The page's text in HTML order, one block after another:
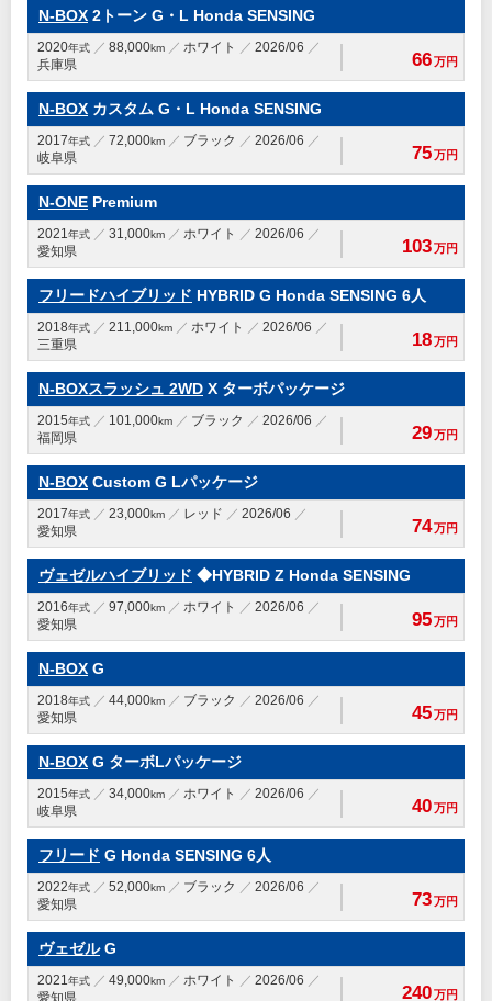
N-BOX 2トーン G・L Honda SENSING
2020年式 88,000km ホワイト
2026/06
兵庫県
66万円
N-BOX カスタム G・L Honda SENSING
2017年式 72,000km ブラック
2026/06
岐阜県
75万円
N-ONE Premium
2021年式 31,000km ホワイト
2026/06
愛知県
103万円
フリードハイブリッド HYBRID G Honda SENSING 6人
2018年式 211,000km ホワイト
2026/06
三重県
18万円
N-BOXスラッシュ 2WD X ターボパッケージ
2015年式 101,000km ブラック
2026/06
福岡県
29万円
N-BOX Custom G Lパッケージ
2017年式 23,000km レッド
2026/06
愛知県
74万円
ヴェゼルハイブリッド ◆HYBRID Z Honda SENSING
2016年式 97,000km ホワイト
2026/06
愛知県
95万円
N-BOX G
2018年式 44,000km ブラック
2026/06
愛知県
45万円
N-BOX G ターボLパッケージ
2015年式 34,000km ホワイト
2026/06
岐阜県
40万円
フリード G Honda SENSING 6人
2022年式 52,000km ブラック
2026/06
愛知県
73万円
ヴェゼルG
2021年式 49,000km ホワイト
2026/06
240万円